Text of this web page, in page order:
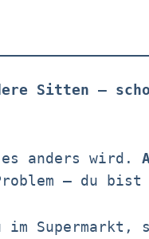
Sitten –
anders wird.
– du
im